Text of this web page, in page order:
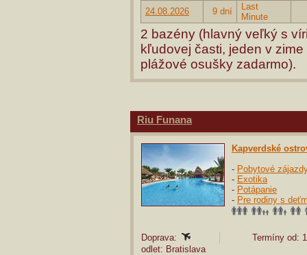
24.08.2026
9 dní
Last
Minute
2 bazény (hlavný veľký s
kľudovej časti, jeden v
plážové osušky zadarmo).
Riu Funana
Kapverdské
- Pobytové
- Exotika
- Potápanie
- Pre rodiny s
Doprava:
Termíny od:
odlet: Bratislava